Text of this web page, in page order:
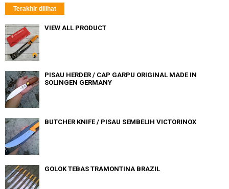
Terakhir dilihat
VIEW ALL PRODUCT
PISAU HERDER / CAP GARPU ORIGINAL MADE IN
SOLINGEN GERMANY
BUTCHER KNIFE / PISAU SEMBELIH VICTORINOX
GOLOK TEBAS TRAMONTINA BRAZIL